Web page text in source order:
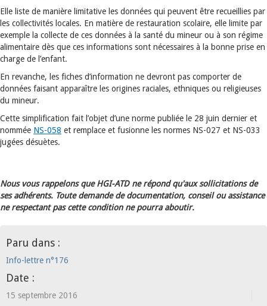
Elle liste de manière limitative les données qui peuvent être recueillies par
les collectivités locales. En matière de restauration scolaire, elle limite par
exemple la collecte de ces données à la santé du mineur ou à son régime
alimentaire dès que ces informations sont nécessaires à la bonne prise en
charge de l’enfant.
En revanche, les fiches d’information ne devront pas comporter de
données faisant apparaître les origines raciales, ethniques ou religieuses
du mineur.
Cette simplification fait l’objet d’une norme publiée le 28 juin dernier et
nommée NS-058 et remplace et fusionne les normes NS-027 et NS-033
jugées désuètes.
Nous vous rappelons que HGI-ATD ne répond qu'aux sollicitations de
ses adhérents. Toute demande de documentation, conseil ou assistance
ne respectant pas cette condition ne pourra aboutir.
Paru dans :
Info-lettre n°176
Date :
15 septembre 2016